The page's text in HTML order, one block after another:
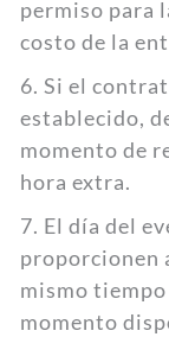
permiso para
costo de la
6. Si el
establecido,
momento de
hora extra.
7. El día del
proporcionen
mismo
momento